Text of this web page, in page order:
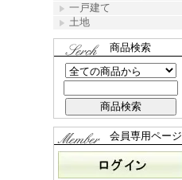
一戸建て
土地
商品検索
会員専用ページ